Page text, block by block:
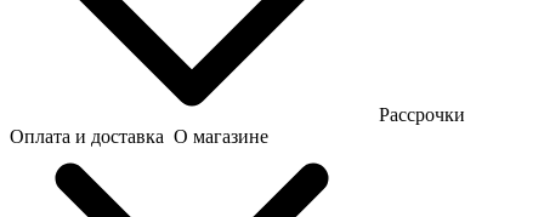
Рассрочки
Оплата и доставка О магазине